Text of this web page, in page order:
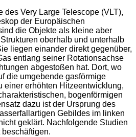
des Very Large Telescope (VLT),
der Europäischen
die Objekte als kleine aber
oberhalb und unterhalb
liegen einander direkt gegenüber,
entlang seiner Rotationsachse
abgestoßen hat. Dort, wo
die umgebende gasförmige
einer erhöhten Hitzeentwicklung,
bogenförmigen
dazu ist der Ursprung des
Gebildes im linken
geklärt. Nachfolgende Studien